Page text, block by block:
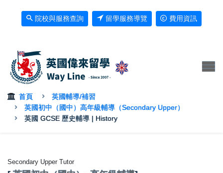
院校與服務查詢 留學服務導覽 費用資訊
首頁
英國輔導/補習
英國初中（國中）高年級輔導（Secondary Upper）
英國 GCSE 歷史輔導 | History
Secondary Upper Tutor